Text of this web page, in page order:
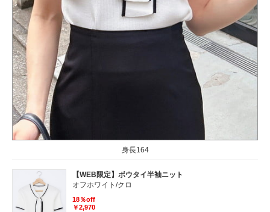
身長164
【WEB限定】ボウタイ半袖ニット
オフホワイト/クロ
18％off
￥2,970